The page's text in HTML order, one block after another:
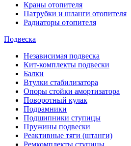
Краны отопителя
Патрубки и шланги отопителя
Радиаторы отопителя
Подвеска
Независимая подвеска
Кит-комплекты подвески
Балки
Втулки стабилизатора
Опоры стойки амортизатора
Поворотный кулак
Подрамники
Подшипники ступицы
Пружины подвески
Реактивные тяги (штанги)
Ремкомплекты ступицы